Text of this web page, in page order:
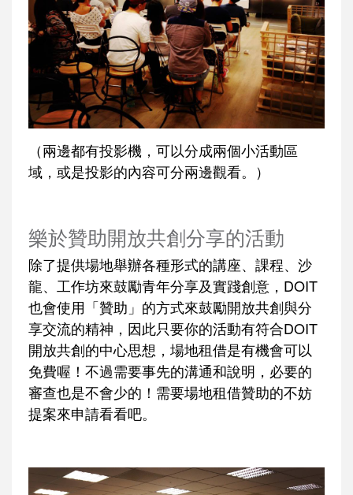
（兩邊都有投影機，可以分成兩個小活動區
域，或是投影的內容可分兩邊觀看。）
樂於贊助開放共創分享的活動
除了提供場地舉辦各種形式的講座、課程、沙
龍、工作坊來鼓勵青年分享及實踐創意，DOIT
也會使用「贊助」的方式來鼓勵開放共創與分
享交流的精神，因此只要你的活動有符合DOIT
開放共創的中心思想，場地租借是有機會可以
免費喔！不過需要事先的溝通和說明，必要的
審查也是不會少的！需要場地租借贊助的不妨
提案來申請看看吧。